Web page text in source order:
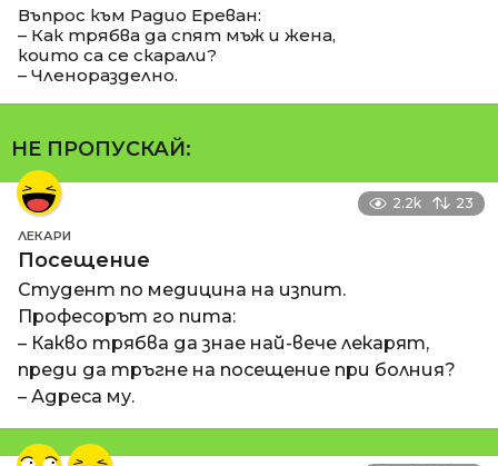
Въпрос към Радио Ереван:
– Как трябва да спят мъж и жена,
които са се скарали?
– Членоразделно.
НЕ ПРОПУСКАЙ:
2.2k 23
ЛЕКАРИ
Посещение
Студент по медицина на изпит.
Професорът го пита:
– Какво трябва да знае най-вече лекарят,
преди да тръгне на посещение при болния?
– Адреса му.